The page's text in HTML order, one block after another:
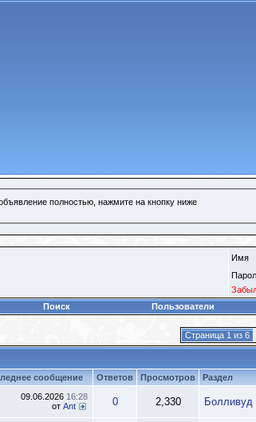
полностью, нажмите на кнопку ниже
Имя
Поиск Пользователи
Страница 1 из 6
сообщение Ответов Просмотров Раздел
09.06.2026 16:28
от Ant 0 2,330 Болливуд